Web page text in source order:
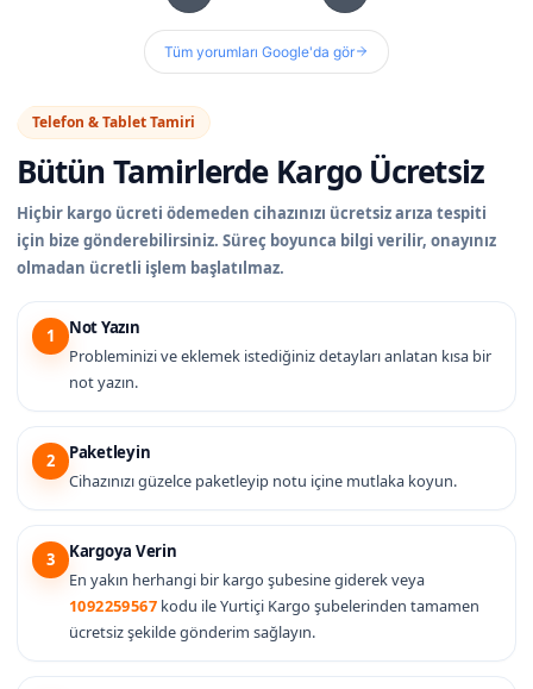
Tüm yorumları Google'da gör
Telefon & Tablet Tamiri
Bütün Tamirlerde Kargo Ücretsiz
Hiçbir kargo ücreti ödemeden cihazınızı ücretsiz arıza tespiti
için bize gönderebilirsiniz. Süreç boyunca bilgi verilir, onayınız
olmadan ücretli işlem başlatılmaz.
1
Not Yazın
Probleminizi ve eklemek istediğiniz detayları anlatan kısa bir
not yazın.
2
Paketleyin
Cihazınızı güzelce paketleyip notu içine mutlaka koyun.
3
Kargoya Verin
En yakın herhangi bir kargo şubesine giderek veya
1092259567 kodu ile Yurtiçi Kargo şubelerinden tamamen
ücretsiz şekilde gönderim sağlayın.